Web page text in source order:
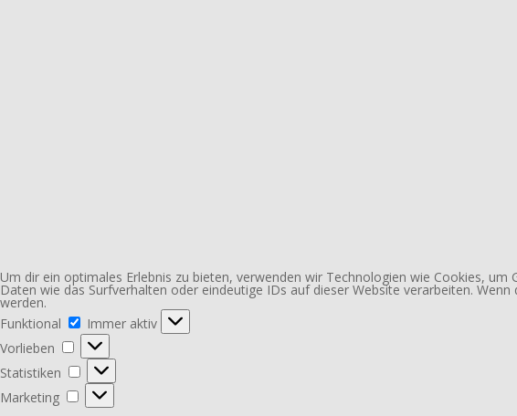
Um dir ein optimales Erlebnis zu bieten, verwenden wir Technologien wie Cookies,
Daten wie das Surfverhalten oder eindeutige IDs auf dieser Website verarbeiten.
werden.
Funktional
Funktional
Immer aktiv
Vorlieben
Vorlieben
Statistiken
Statistiken
Marketing
Marketing